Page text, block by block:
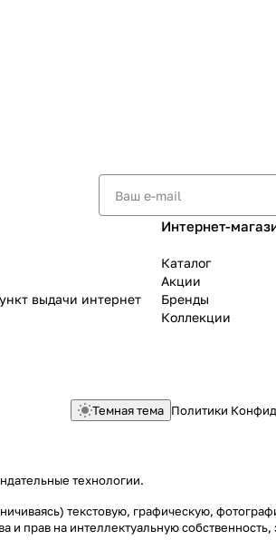
выдачи интернет
Интернет-
Каталог
Акции
Бренды
Коллекции
Темная тема Политики
технологии.
текстовую, графическую,
и прав на интеллектуальную